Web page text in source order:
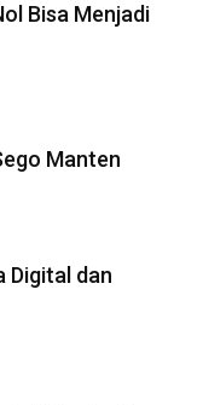
Bisa Menjadi
Manten
Digital dan